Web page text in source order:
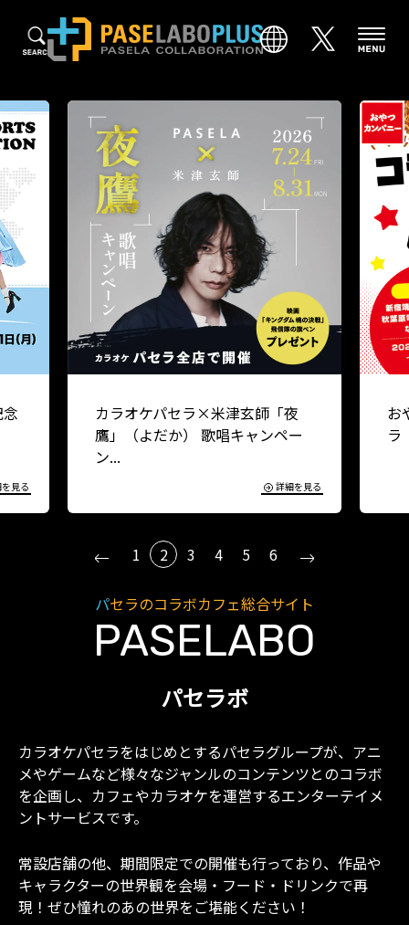
見る
おやつカンパニー×カラオケパセ
ラ コラボ開催決定！！
詳細を見る
ボ
1 2 3 4 5 6
パセラのコラボカフェ総合サイト
PASELABO
パセラボ
カラオケパセラをはじめとするパセラグループが、アニ
メやゲームなど様々なジャンルのコンテンツとのコラボ
を企画し、カフェやカラオケを運営するエンターテイメ
ントサービスです。
常設店舗の他、期間限定での開催も行っており、作品や
キャラクターの世界観を会場・フード・ドリンクで再
現！ぜひ憧れのあの世界をご堪能ください！